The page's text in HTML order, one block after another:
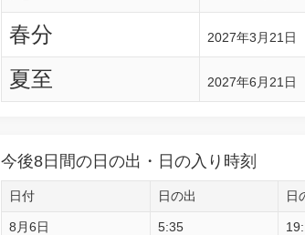
春分
2027年3月21日
夏至
2027年6月21日
今後8日間の日の出・日の入り時刻
日付 日の出 日
8月6日 5:35